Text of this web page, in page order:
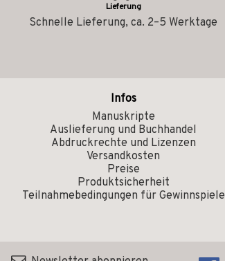
Lieferung
Schnelle Lieferung, ca. 2–5 Werktage
Infos
Manuskripte
Auslieferung und Buchhandel
Abdruckrechte und Lizenzen
Versandkosten
Preise
Produktsicherheit
Teilnahmebedingungen für Gewinnspiele